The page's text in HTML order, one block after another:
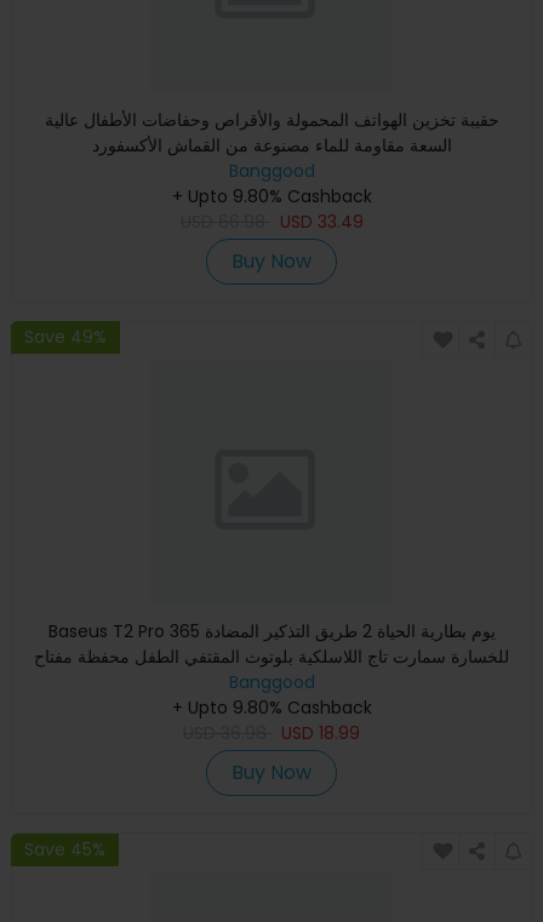
حقيبة تخزين الهواتف المحمولة والأقراص وحفاضات الأطفال عالية
السعة مقاومة للماء مصنوعة من القماش الأكسفورد
Banggood
+ Upto 9.80% Cashback
USD 33.49
Buy Now
Save 49%
Baseus T2 Pro 365 يوم بطارية الحياة 2 طريق التذكير المضادة
للخسارة سمارت تاج اللاسلكية بلوتوث المقتفي الطفل محفظة مفتاح
Banggood
+ Upto 9.80% Cashback
USD 18.99
Buy Now
Save 45%